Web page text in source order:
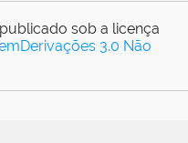
sob a licença
3.0 Não